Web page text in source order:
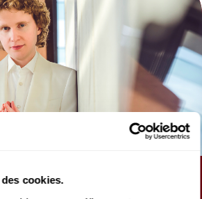
cookies.